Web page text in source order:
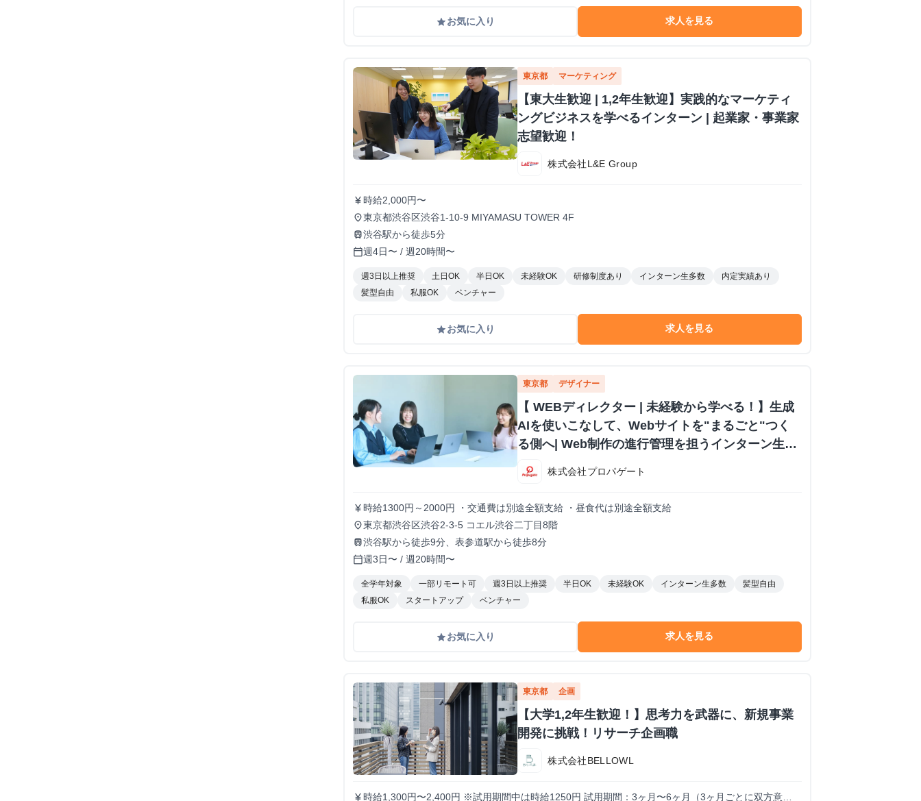
gradeお気に入り 求人を見る
東京都 マーケティング
【東大生歓迎 | 1,2年生歓迎】実践的なマーケティ
ングビジネスを学べるインターン | 起業家・事業家
志望歓迎！
株式会社L&E Group
currency_yen時給2,000円〜
place東京都渋谷区渋谷1-10-9 MIYAMASU TOWER 4F
train渋谷駅から徒歩5分
calendar_today週4日〜 / 週20時間〜
週3日以上推奨 土日OK 半日OK 未経験OK 研修制度あり インターン生多数
内定実績あり
髪型自由
私服OK ベンチャー
gradeお気に入り 求人を見る
東京都 デザイナー
【 WEBディレクター | 未経験から学べる！】生成
AIを使いこなして、Webサイトを"まるごと"つく
る側へ| Web制作の進行管理を担うインターン生募
集！#Webデザイン #生成AI #プログラミング知識
不要
株式会社プロパゲート
currency_yen時給1300円～2000円 ・交通費は別途全額支給 ・昼食代は別途全額支給
place東京都渋谷区渋谷2-3-5 コエル渋谷二丁目8階
train渋谷駅から徒歩9分、表参道駅から徒歩8分
calendar_today週3日〜 / 週20時間〜
全学年対象 一部リモート可 週3日以上推奨 半日OK 未経験OK インターン生多数
髪型自由
私服OK
スタートアップ ベンチャー
gradeお気に入り 求人を見る
東京都 企画
【大学1,2年生歓迎！】思考力を武器に、新規事業
開発に挑戦！リサーチ企画職
株式会社BELLOWL
currency_yen時給1,300円〜2,400円 ※試用期間中は時給1250円 試用期間：3ヶ月〜6ヶ月（3ヶ月ごとに双方意思